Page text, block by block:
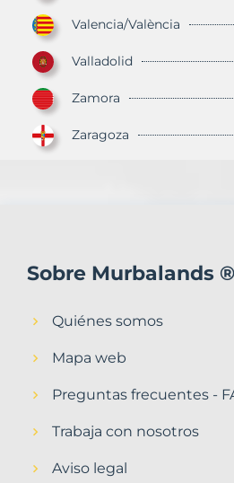
Valencia/València
Valladolid
Zamora
Zaragoza
Sobre Murbalands ®
Quiénes somos
Mapa web
Preguntas frecuentes -
Trabaja con nosotros
Aviso legal